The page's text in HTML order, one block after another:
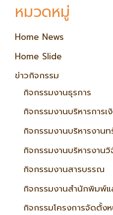
หมวดหมู่
Home News
Home Slide
ข่าวกิจกรรม
กิจกรรมงานธุรการ
กิจกรรมงานบริหารการ
กิจกรรมงานบริหารงาน
กิจกรรมงานบริหารงาน
กิจกรรมงานสารบรรณ
กิจกรรมงานสำนักพิมพ์แ
กิจกรรมโครงการจัดตั้ง